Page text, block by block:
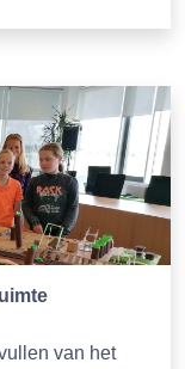
van het